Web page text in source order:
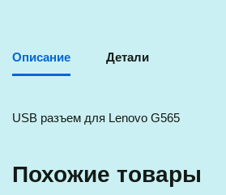
Описание Детали
USB разъем для Lenovo G565
Похожие товары